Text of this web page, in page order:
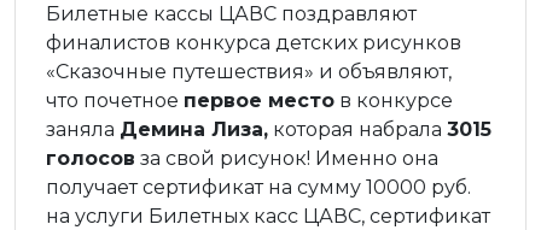
Билетные кассы ЦАВС поздравляют
финалистов конкурса детских рисунков
«Сказочные путешествия» и объявляют,
что почетное первое место в конкурсе
заняла Демина Лиза, которая набрала 3015
голосов за свой рисунок! Именно она
получает сертификат на сумму 10000 руб.
на услуги Билетных касс ЦАВС, сертификат